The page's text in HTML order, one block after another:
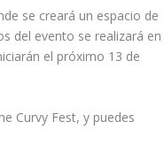
se creará un espacio de
del evento se realizará en
el próximo 13 de
Curvy Fest, y puedes